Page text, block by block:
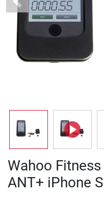
Previous
Wahoo
ANT+ iPhone